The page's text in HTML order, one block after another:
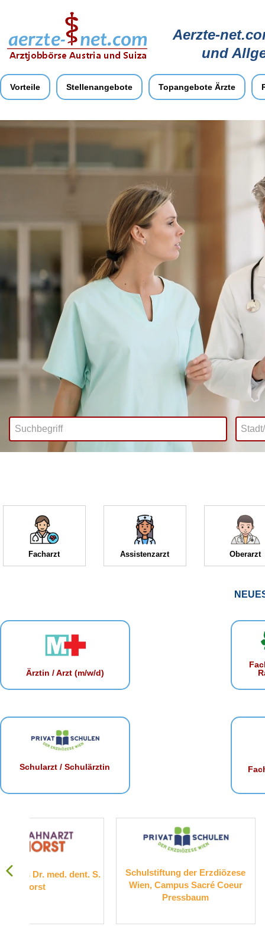
Aerzte-
und
Vorteile Stellenangebote Topangebote Ärzte
Facharzt Assistenzarzt Oberarzt
Ärztin / Arzt (m/w/d)
Schularzt / Schulärztin
S.
Schulstiftung der Erzdiözese
Wien, Campus Sacré Coeur
Suchthilfe